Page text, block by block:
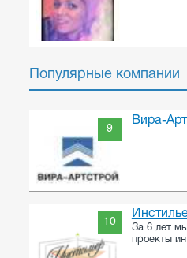
Популярные компании
9
Вира-
10
За 6 лет
проекты